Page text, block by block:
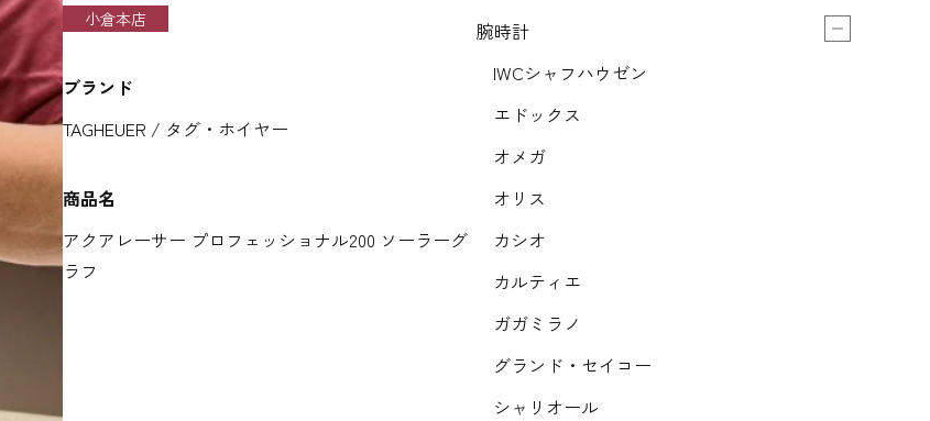
小倉本店
ブランド
TAGHEUER / タグ・ホイヤー
商品名
アクアレーサー プロフェッショナル200 ソーラーグ
ラフ
腕時計
IWCシャフハウゼン
エドックス
オメガ
オリス
カシオ
カルティエ
ガガミラノ
グランド・セイコー
シャリオール